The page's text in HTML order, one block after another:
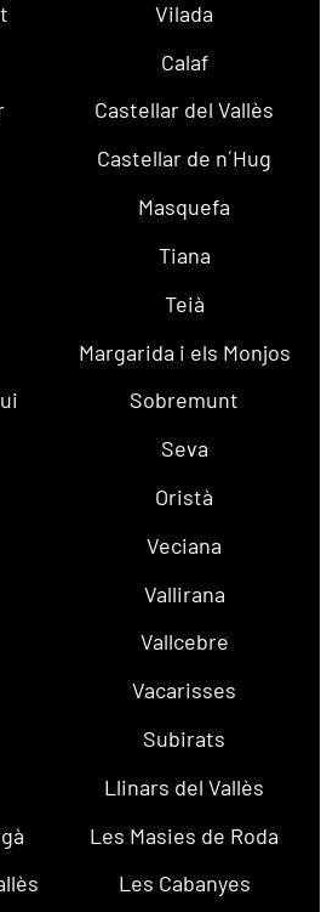
Vilada
Calaf
Castellar del Vallès
Castellar de n´Hug
Masquefa
Tiana
Teià
Margarida i els Monjos
Sobremunt
Seva
Oristà
Veciana
Vallirana
Vallcebre
Vacarisses
Subirats
Llinars del Vallès
Les Masies de Roda
Les Cabanyes